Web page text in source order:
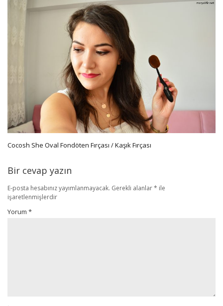
Cocosh She Oval Fondöten Fırçası / Kaşık Fırçası
Bir cevap yazın
E-posta hesabınız yayımlanmayacak. Gerekli alanlar* ile
işaretlenmişlerdir
Yorum *